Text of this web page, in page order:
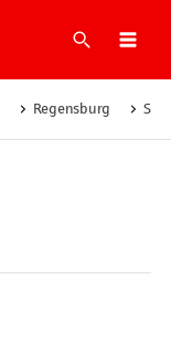
Suche
Regensburg